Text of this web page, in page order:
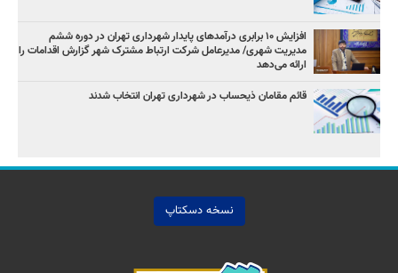
افزایش ۱۰ برابری درآمدهای پایدار شهرداری تهران در دوره ششم
مدیریت شهری/ مدیرعامل شرکت ارتباط مشترک شهر گزارش اقدامات را
ارائه می‌دهد
قائم مقامان ذیحساب در شهرداری تهران انتخاب شدند
نسخه دسکتاپ